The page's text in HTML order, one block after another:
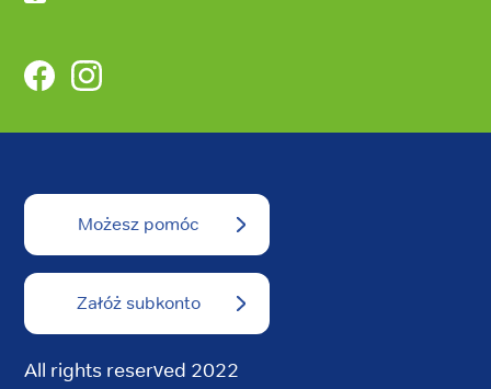
FacebookInstagram
Możesz pomóc
Załóż subkonto
All rights reserved 2022